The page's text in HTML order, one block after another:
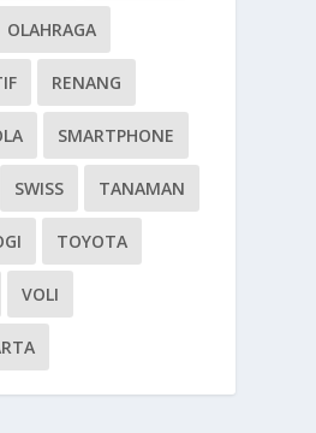
OLAHRAGA
RENANG
SMARTPHONE
SWISS TANAMAN
TOYOTA
VOLI